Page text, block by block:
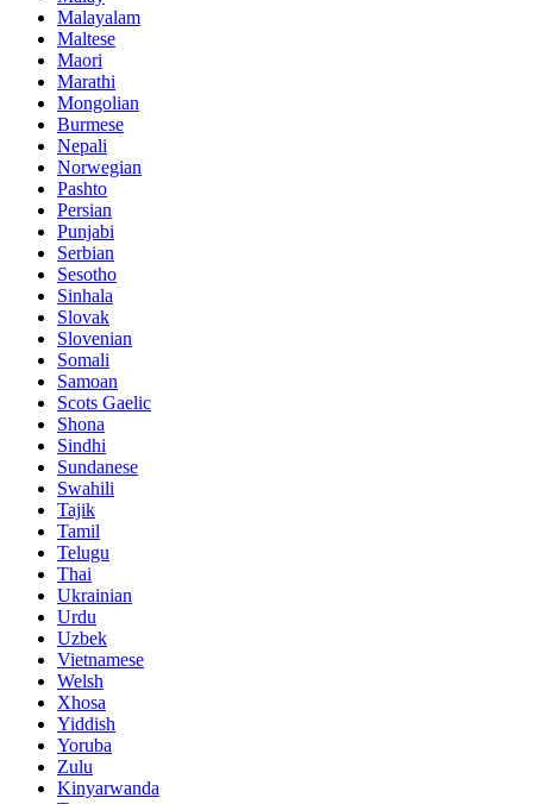
Malayalam
Maltese
Maori
Marathi
Mongolian
Burmese
Nepali
Norwegian
Pashto
Persian
Punjabi
Serbian
Sesotho
Sinhala
Slovak
Slovenian
Somali
Samoan
Scots Gaelic
Shona
Sindhi
Sundanese
Swahili
Tajik
Tamil
Telugu
Thai
Ukrainian
Urdu
Uzbek
Vietnamese
Welsh
Xhosa
Yiddish
Yoruba
Zulu
Kinyarwanda